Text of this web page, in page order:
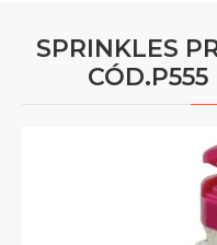
SPRINKLES